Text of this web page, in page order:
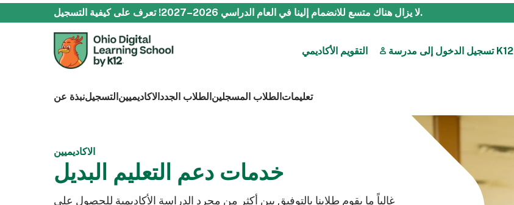
لا يزال هناك متسع للانضمام إلينا في العام الدراسي 2026–2027! تعرف على كيفية التسجيل .
التقويم الأكاديمي تسجيل الدخول إلى مدرسة K12
نبذة عنالتسجيلالاكاديميينالطلاب الجددالطلاب المسجلينتعليمات
الاكاديميين
خدمات دعم التعليم البديل
غالباً ما يقوم طلابنا بالتوفيق بين أكثر من مجرد الدراسة الأكاديمية للحصول على